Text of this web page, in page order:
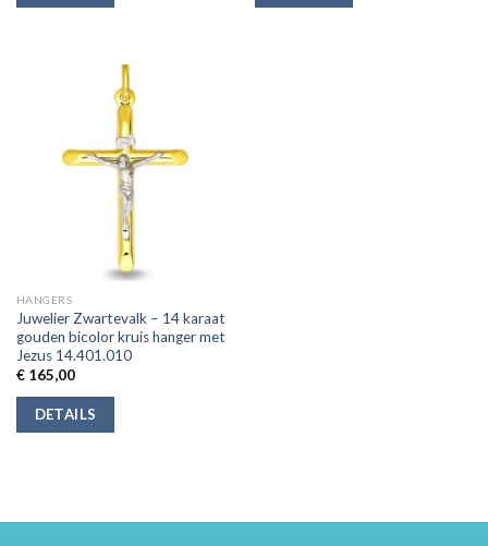
HANGERS
Juwelier Zwartevalk – 14 karaat
gouden bicolor kruis hanger met
Jezus 14.401.010
€165,00
DETAILS